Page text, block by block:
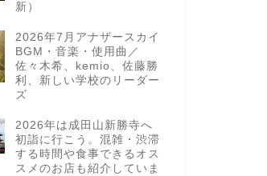
新）
2026年7月アナザースカイ
BGM・音楽・使用曲／
佐々木希、kemio、佐藤勝
利、新しい学校のリーダー
ズ
2026年は成田山新勝寺へ
初詣に行こう。混雑・渋滞
する時間や食事できるオス
スメのお店も紹介していま